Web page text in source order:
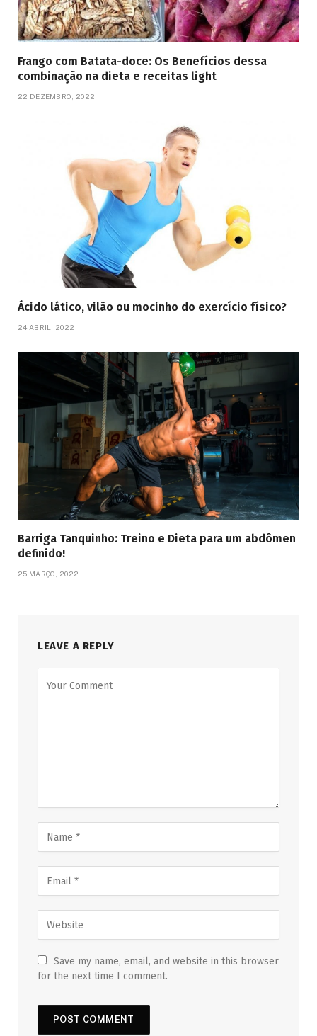
Frango com Batata-doce: Os Benefícios dessa
combinação na dieta e receitas light
22 DEZEMBRO, 2022
Ácido lático, vilão ou mocinho do exercício físico?
24 ABRIL, 2022
Barriga Tanquinho: Treino e Dieta para um abdômen
definido!
25 MARÇO, 2022
LEAVE A REPLY
Save my name, email, and website in this browser
for the next time I comment.